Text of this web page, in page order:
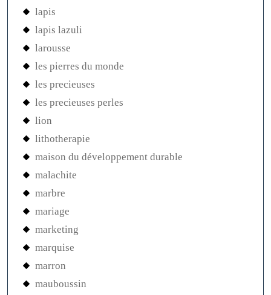
lapis
lapis lazuli
larousse
les pierres du monde
les precieuses
les precieuses perles
lion
lithotherapie
maison du développement durable
malachite
marbre
mariage
marketing
marquise
marron
mauboussin